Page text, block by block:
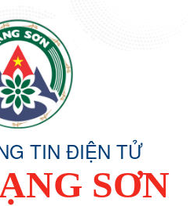
TIN ĐIỆN TỬ
SƠN